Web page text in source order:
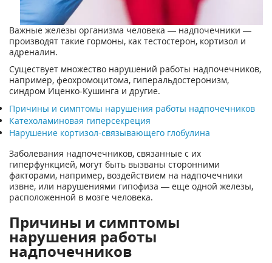
Важные железы организма человека — надпочечники —
производят такие гормоны, как тестостерон, кортизол и
адреналин.
Существует множество нарушений работы надпочечников,
например, феохромоцитома, гиперальдостеронизм,
синдром Иценко-Кушинга и другие.
Причины и симптомы нарушения работы надпочечников
Катехоламиновая гиперсекреция
Нарушение кортизол-связывающего глобулина
Заболевания надпочечников, связанные с их
гиперфункцией, могут быть вызваны сторонними
факторами, например, воздействием на надпочечники
извне, или нарушениями гипофиза — еще одной железы,
расположенной в мозге человека.
Причины и симптомы
нарушения работы
надпочечников